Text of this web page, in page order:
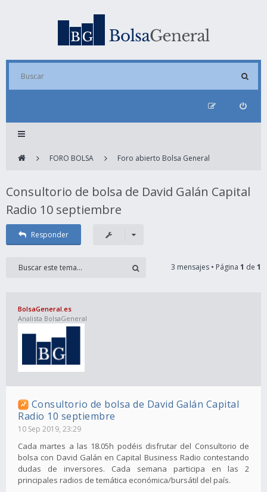
FORO BOLSA Foro abierto Bolsa General
Consultorio de bolsa de David Galán Capital
Radio 10 septiembre
Responder
3 mensajes • Página 1 de 1
BolsaGeneral.es
Analista BolsaGeneral
Consultorio de bolsa de David Galán Capital
Radio 10 septiembre
10 Sep 2019, 23:29
Cada martes a las 18.05h podéis disfrutar del Consultorio de
bolsa con David Galán en Capital Business Radio contestando
dudas de inversores. Cada semana participa en las 2
principales radios de temática económica/bursátil del país.